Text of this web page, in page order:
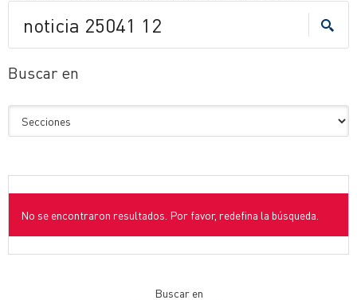
Buscar en
No se encontraron resultados. Por favor, redefina la búsqueda.
Buscar en